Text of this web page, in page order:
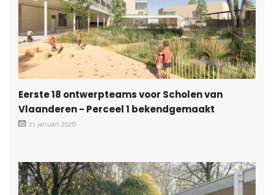
Eerste 18 ontwerpteams voor Scholen van
Vlaanderen - Perceel 1 bekendgemaakt
21 januari 2026